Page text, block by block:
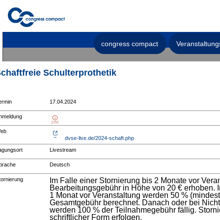
congress compact
Schulterprothetik
17.04.2024
dvse-live.de/2024-schaft.php
Livestream
Deutsch
Im Falle einer Stornierung bis 2 Monate vor
Bearbeitungsgebühr in Höhe von 20 € erhoben.
1 Monat vor Veranstaltung werden 50 %
Gesamtgebühr berechnet. Danach oder bei
werden 100 % der Teilnahmegebühr fällig.
schriftlicher Form erfolgen.